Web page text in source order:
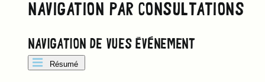
NAVIGATION PAR CONSULTATIONS
NAVIGATION DE VUES ÉVÈNEMENT
Résumé